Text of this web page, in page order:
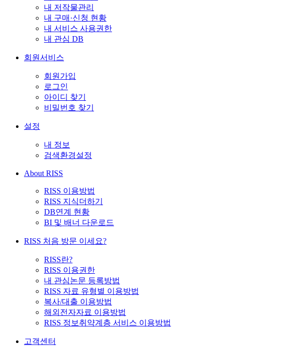
내 저작물관리
내 구매·신청 현황
내 서비스 사용권한
내 관심 DB
회원서비스
회원가입
로그인
아이디 찾기
비밀번호 찾기
설정
내 정보
검색환경설정
About RISS
RISS 이용방법
RISS 지식더하기
DB연계 현황
BI 및 배너 다운로드
RISS 처음 방문 이세요?
RISS란?
RISS 이용권한
내 관심논문 등록방법
RISS 자료 유형별 이용방법
복사/대출 이용방법
해외전자자료 이용방법
RISS 정보취약계층 서비스 이용방법
고객센터